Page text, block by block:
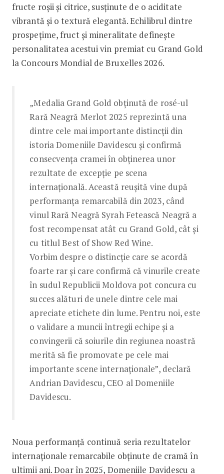
fructe roșii și citrice, susținute de o aciditate
vibrantă și o textură elegantă. Echilibrul dintre
prospețime, fruct și mineralitate definește
personalitatea acestui vin premiat cu Grand Gold
la Concours Mondial de Bruxelles 2026.
„Medalia Grand Gold obținută de rosé-ul
Rară Neagră Merlot 2025 reprezintă una
dintre cele mai importante distincții din
istoria Domeniile Davidescu și confirmă
consecvența cramei în obținerea unor
rezultate de excepție pe scena
internațională. Această reușită vine după
performanța remarcabilă din 2023, când
vinul Rară Neagră Syrah Fetească Neagră a
fost recompensat atât cu Grand Gold, cât și
cu titlul Best of Show Red Wine.
Vorbim despre o distincție care se acordă
foarte rar și care confirmă că vinurile create
în sudul Republicii Moldova pot concura cu
succes alături de unele dintre cele mai
apreciate etichete din lume. Pentru noi, este
o validare a muncii întregii echipe și a
convingerii că soiurile din regiunea noastră
merită să fie promovate pe cele mai
importante scene internaționale”, declară
Andrian Davidescu, CEO al Domeniile
Davidescu.
Noua performanță continuă seria rezultatelor
internaționale remarcabile obținute de cramă în
ultimii ani. Doar în 2025, Domeniile Davidescu a